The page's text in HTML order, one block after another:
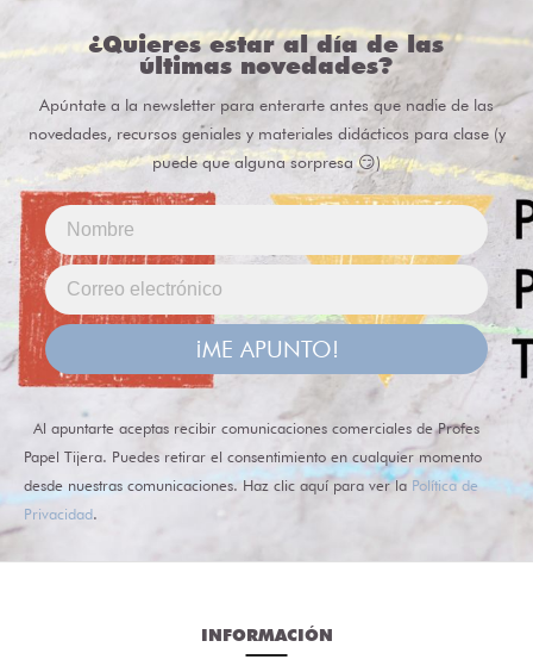
¿Quieres estar al día de las
últimas novedades?
Apúntate a la newsletter para enterarte antes que nadie de las
novedades, recursos geniales y materiales didácticos para clase (y
puede que alguna sorpresa 😏)
¡ME APUNTO!
Al apuntarte aceptas recibir comunicaciones comerciales de Profes
Papel Tijera. Puedes retirar el consentimiento en cualquier momento
desde nuestras comunicaciones. Haz clic aquí para ver la Política de
Privacidad.
INFORMACIÓN